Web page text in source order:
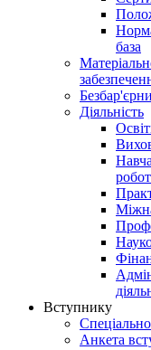
база
Діяльність
Вступнику
Анкета